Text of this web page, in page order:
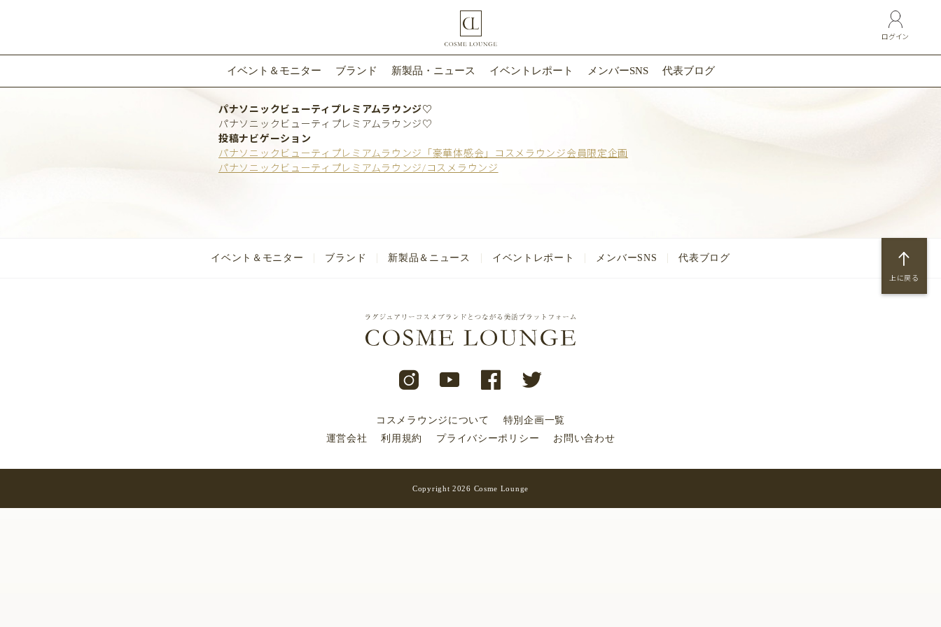
ログイン
イベント＆モニター ブランド 新製品・ニュース イベントレポート メンバーSNS 代表ブログ
パナソニックビューティプレミアムラウンジ♡
パナソニックビューティプレミアムラウンジ♡
投稿ナビゲーション
パナソニックビューティプレミアムラウンジ「豪華体感会」コスメラウンジ会員限定企画
パナソニックビューティプレミアムラウンジ/コスメラウンジ
上に戻る
イベント＆モニター ブランド 新製品＆ニュース イベントレポート メンバーSNS 代表ブログ
コスメラウンジについて
特別企画一覧
運営会社
利用規約 プライバシーポリシー お問い合わせ
Copyright 2026 Cosme Lounge